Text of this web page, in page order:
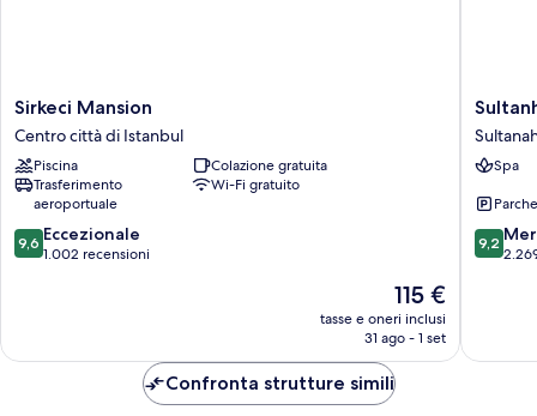
Sirkeci
Mansion
Centro
città
di
Istanbul
Sirkeci Mansion
Centro città di Istanbul
Piscina
Colazione gratuita
Trasferimento
aeroportuale
Wi-Fi gratuito
9.6
su
9,6 Eccezionale
1.002 recensioni
Il
prezzo
attuale
115 €
115 €
tasse e oneri inclusi
31 ago - 1 set
Hotel
-
Special
Spa
9.2
su
9,2
Confronta strutture simili